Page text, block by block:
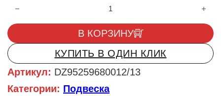
и
з
5
Количество товара Амортизатор DZ95259680012/13 LEO
В КОРЗИНУ
КУПИТЬ В ОДИН КЛИК
Артикул: DZ95259680012/13
Категории: Подвеска